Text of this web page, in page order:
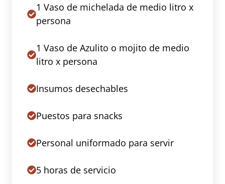
1 Vaso de michelada de medio litro x
persona
1 Vaso de Azulito o mojito de medio
litro x persona
Insumos desechables
Puestos para snacks
Personal uniformado para servir
5 horas de servicio